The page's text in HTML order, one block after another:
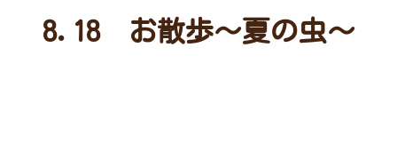
8.18 お散歩～夏の虫～